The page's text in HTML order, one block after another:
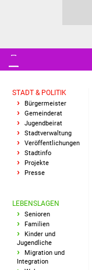
STADT & POLITIK
Bürgermeister
Gemeinderat
Jugendbeirat
Stadtverwaltung
Veröffentlichungen
Stadtinfo
Projekte
Presse
LEBENSLAGEN
Senioren
Familien
Kinder und
Jugendliche
Migration und
Integration